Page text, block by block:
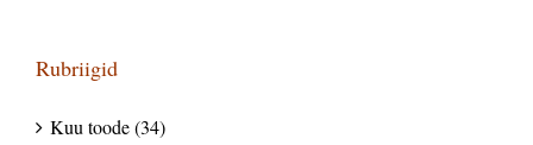
Rubriigid
Kuu toode (34)